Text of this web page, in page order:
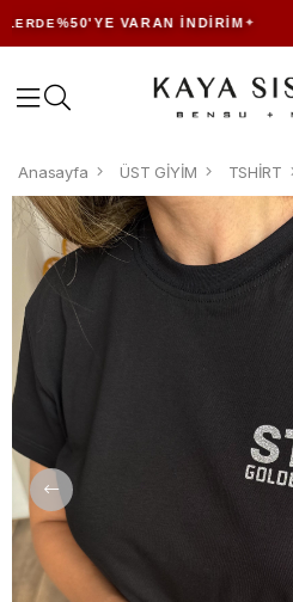
%50'YE VARAN İNDIRIM
Anasayfa ÜST GİYİM TSHİRT